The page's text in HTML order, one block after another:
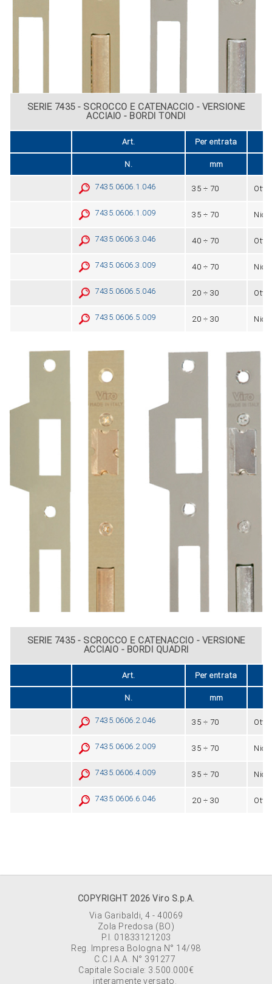
SERIE 7435 - SCROCCO E CATENACCIO - VERSIONE
ACCIAIO - BORDI TONDI
Art. Per entrata
N. mm
7435.0606.1.046 35 ÷ 70
7435.0606.1.009 35 ÷ 70
7435.0606.3.046 40 ÷ 70
7435.0606.3.009 40 ÷ 70
7435.0606.5.046 20 ÷ 30
7435.0606.5.009 20 ÷ 30
SERIE 7435 - SCROCCO E CATENACCIO - VERSIONE
ACCIAIO - BORDI QUADRI
Art. Per entrata
N. mm
7435.0606.2.046 35 ÷ 70
7435.0606.2.009 35 ÷ 70
7435.0606.4.009 35 ÷ 70
7435.0606.6.046 20 ÷ 30
COPYRIGHT 2026 Viro S.p.A.
Via Garibaldi, 4 - 40069
Zola Predosa (BO)
P.I. 01833121203
Reg. Impresa Bologna N° 14/98
C.C.I.A.A. N° 391277
Capitale Sociale: 3.500.000€
interamente versato.